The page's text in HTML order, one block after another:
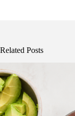
Related Posts